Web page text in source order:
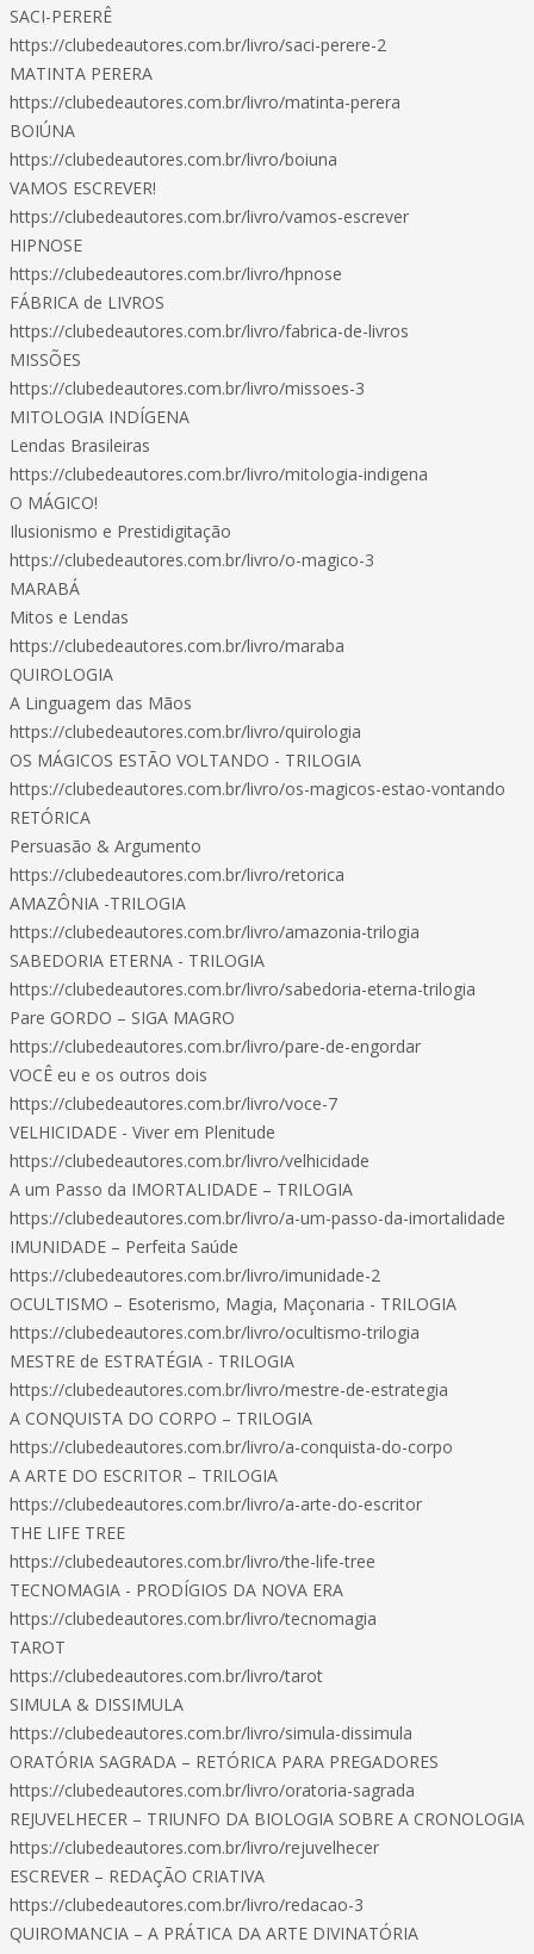
SACI-PERERÊ
https://clubedeautores.com.br/livro/saci-perere-2
MATINTA PERERA
https://clubedeautores.com.br/livro/matinta-perera
BOIÚNA
https://clubedeautores.com.br/livro/boiuna
VAMOS ESCREVER!
https://clubedeautores.com.br/livro/vamos-escrever
HIPNOSE
https://clubedeautores.com.br/livro/hpnose
FÁBRICA de LIVROS
https://clubedeautores.com.br/livro/fabrica-de-livros
MISSÕES
https://clubedeautores.com.br/livro/missoes-3
MITOLOGIA INDÍGENA
Lendas Brasileiras
https://clubedeautores.com.br/livro/mitologia-indigena
O MÁGICO!
Ilusionismo e Prestidigitação
https://clubedeautores.com.br/livro/o-magico-3
MARABÁ
Mitos e Lendas
https://clubedeautores.com.br/livro/maraba
QUIROLOGIA
A Linguagem das Mãos
https://clubedeautores.com.br/livro/quirologia
OS MÁGICOS ESTÃO VOLTANDO - TRILOGIA
https://clubedeautores.com.br/livro/os-magicos-estao-vontando
RETÓRICA
Persuasão & Argumento
https://clubedeautores.com.br/livro/retorica
AMAZÔNIA -TRILOGIA
https://clubedeautores.com.br/livro/amazonia-trilogia
SABEDORIA ETERNA - TRILOGIA
https://clubedeautores.com.br/livro/sabedoria-eterna-trilogia
Pare GORDO – SIGA MAGRO
https://clubedeautores.com.br/livro/pare-de-engordar
VOCÊ eu e os outros dois
https://clubedeautores.com.br/livro/voce-7
VELHICIDADE - Viver em Plenitude
https://clubedeautores.com.br/livro/velhicidade
A um Passo da IMORTALIDADE – TRILOGIA
https://clubedeautores.com.br/livro/a-um-passo-da-imortalidade
IMUNIDADE – Perfeita Saúde
https://clubedeautores.com.br/livro/imunidade-2
OCULTISMO – Esoterismo, Magia, Maçonaria - TRILOGIA
https://clubedeautores.com.br/livro/ocultismo-trilogia
MESTRE de ESTRATÉGIA - TRILOGIA
https://clubedeautores.com.br/livro/mestre-de-estrategia
A CONQUISTA DO CORPO – TRILOGIA
https://clubedeautores.com.br/livro/a-conquista-do-corpo
A ARTE DO ESCRITOR – TRILOGIA
https://clubedeautores.com.br/livro/a-arte-do-escritor
THE LIFE TREE
https://clubedeautores.com.br/livro/the-life-tree
TECNOMAGIA - PRODÍGIOS DA NOVA ERA
https://clubedeautores.com.br/livro/tecnomagia
TAROT
https://clubedeautores.com.br/livro/tarot
SIMULA & DISSIMULA
https://clubedeautores.com.br/livro/simula-dissimula
ORATÓRIA SAGRADA – RETÓRICA PARA PREGADORES
https://clubedeautores.com.br/livro/oratoria-sagrada
REJUVELHECER – TRIUNFO DA BIOLOGIA SOBRE A CRONOLOGIA
https://clubedeautores.com.br/livro/rejuvelhecer
ESCREVER – REDAÇÃO CRIATIVA
https://clubedeautores.com.br/livro/redacao-3
QUIROMANCIA – A PRÁTICA DA ARTE DIVINATÓRIA